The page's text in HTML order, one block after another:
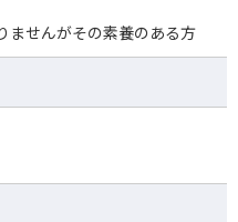
ませんがその素養のある方